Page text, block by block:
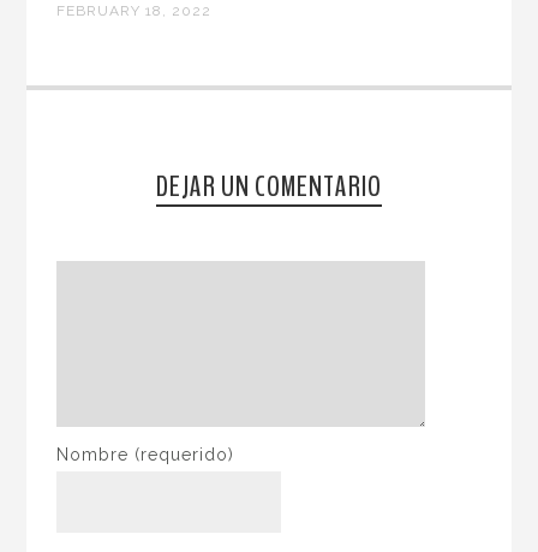
FEBRUARY 18, 2022
DEJAR UN COMENTARIO
Nombre (requerido)